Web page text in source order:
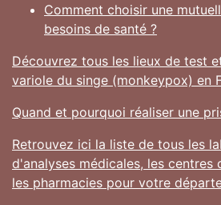
Comment choisir une
besoins de santé ?
Découvrez tous les lieux de test
variole du singe (monkeypox) en
Quand et pourquoi réaliser une
Retrouvez ici la liste de tous les
d'analyses médicales, les centres
les pharmacies pour votre